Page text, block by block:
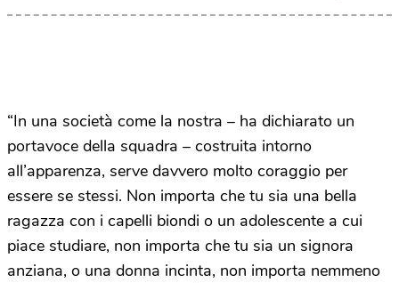
“In una società come la nostra – ha dichiarato un
portavoce della squadra – costruita intorno
all’apparenza, serve davvero molto coraggio per
essere se stessi. Non importa che tu sia una bella
ragazza con i capelli biondi o un adolescente a cui
piace studiare, non importa che tu sia un signora
anziana, o una donna incinta, non importa nemmeno